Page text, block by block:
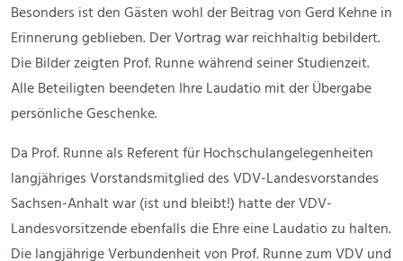
Besonders ist den Gästen wohl der Beitrag von Gerd Kehne in
Erinnerung geblieben. Der Vortrag war reichhaltig bebildert.
Die Bilder zeigten Prof. Runne während seiner Studienzeit.
Alle Beteiligten beendeten Ihre Laudatio mit der Übergabe
persönliche Geschenke.
Da Prof. Runne als Referent für Hochschulangelegenheiten
langjähriges Vorstandsmitglied des VDV-Landesvorstandes
Sachsen-Anhalt war (ist und bleibt!) hatte der VDV-
Landesvorsitzende ebenfalls die Ehre eine Laudatio zu halten.
Die langjährige Verbundenheit von Prof. Runne zum VDV und